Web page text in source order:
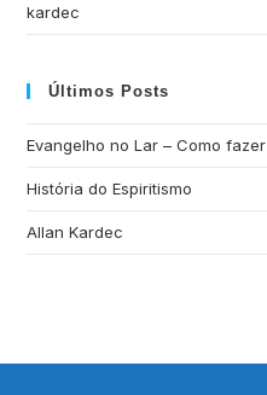
kardec
Últimos Posts
Evangelho no Lar – Como fazer
História do Espiritismo
Allan Kardec